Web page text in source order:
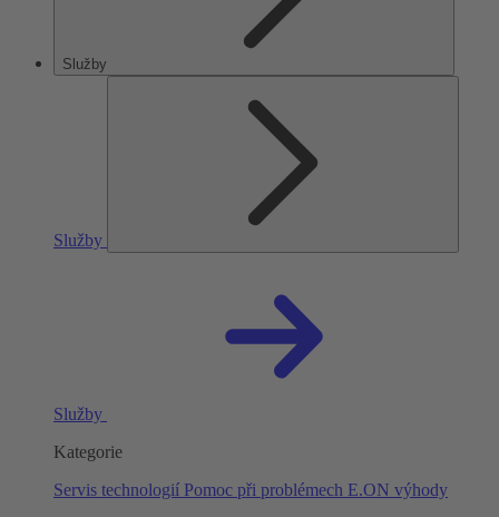
Služby
Služby
Služby
Kategorie
Servis technologií Pomoc při problémech E.ON výhody